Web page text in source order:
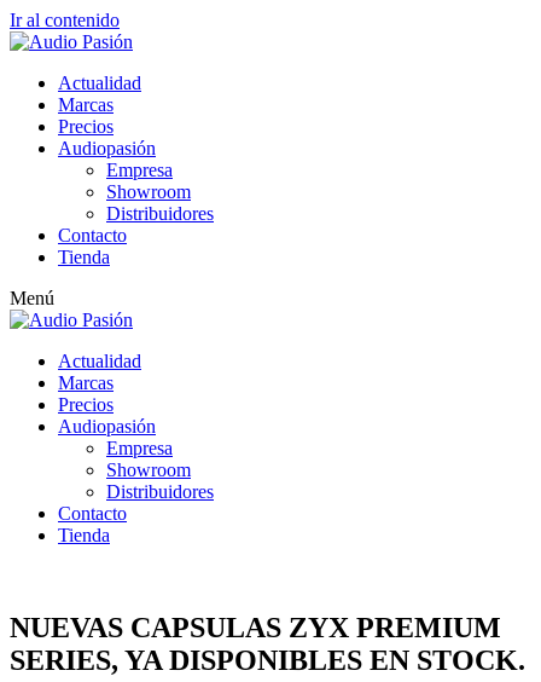
Ir al contenido
Actualidad
Marcas
Precios
Audiopasión
Empresa
Showroom
Distribuidores
Contacto
Tienda
Menú
Actualidad
Marcas
Precios
Audiopasión
Empresa
Showroom
Distribuidores
Contacto
Tienda
NUEVAS CAPSULAS ZYX PREMIUM
SERIES, YA DISPONIBLES EN STOCK.